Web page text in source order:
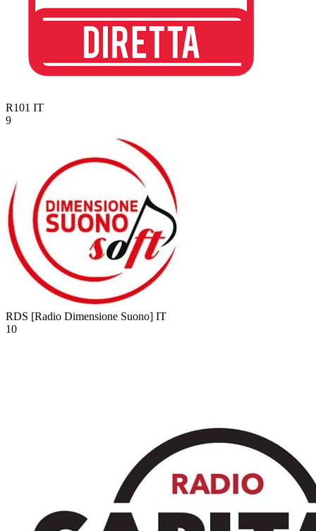
R101 IT
9
RDS [Radio Dimensione Suono] IT
10